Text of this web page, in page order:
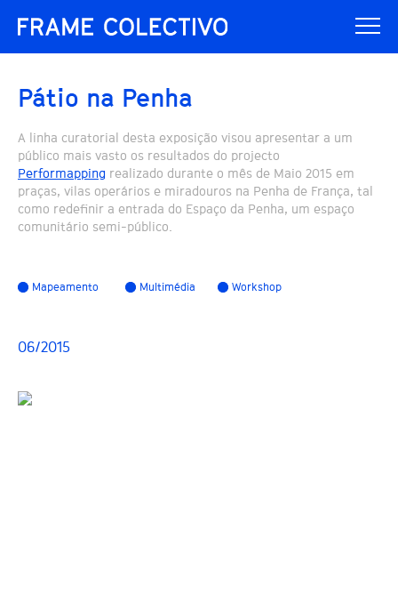
Pátio na Penha
A linha curatorial desta exposição visou apresentar a um
público mais vasto os resultados do projecto
Performapping realizado durante o mês de Maio 2015 em
praças, vilas operários e miradouros na Penha de França, tal
como redefinir a entrada do Espaço da Penha, um espaço
comunitário semi-público.
Mapeamento Multimédia Workshop
06/2015